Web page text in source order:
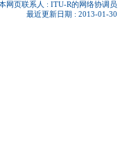
网页联系人 : ITU-R的网络协调员
最近更新日期 : 2013-01-30